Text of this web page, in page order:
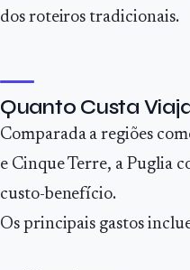
dos roteiros tradicionais.
Quanto Custa
Comparada a regiões
e Cinque Terre, a Puglia
custo-benefício.
Os principais gastos